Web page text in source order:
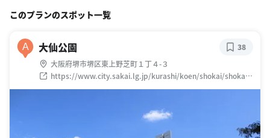
このプランのスポット一覧
A 大仙公園
大阪府堺市堺区東上野芝町１丁４-３
https://www.city.sakai.lg.jp/kurashi/koen/shokai/shokai/
daisen.html
38